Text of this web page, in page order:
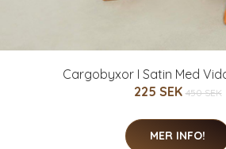
Cargobyxor I Satin Med
225 SEK 450 SEK
MER INFO!